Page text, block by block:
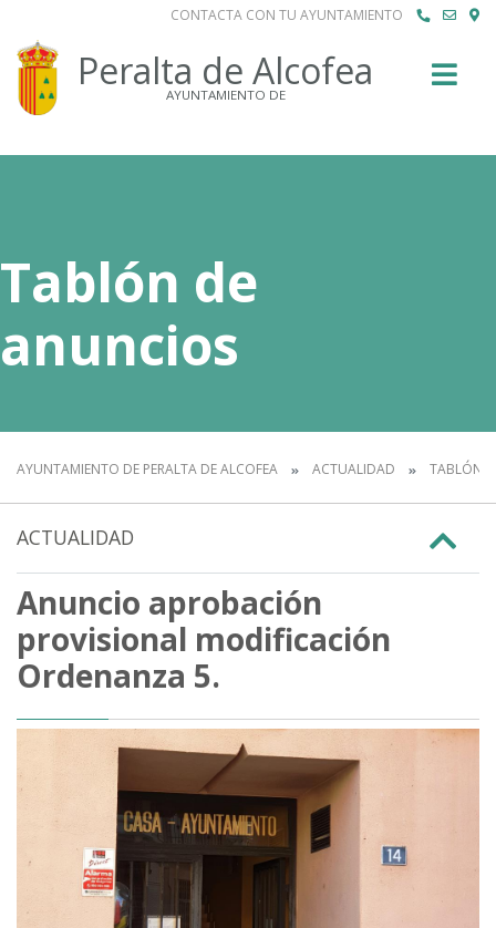
CONTACTA CON TU AYUNTAMIENTO
Peralta de Alcofea
AYUNTAMIENTO DE
Tablón de
anuncios
AYUNTAMIENTO DE PERALTA DE ALCOFEA ACTUALIDAD TABLÓN
ACTUALIDAD
Anuncio aprobación
provisional modificación
Ordenanza 5.